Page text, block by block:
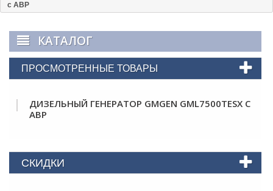
с АВР
КАТАЛОГ
ПРОСМОТРЕННЫЕ ТОВАРЫ
ДИЗЕЛЬНЫЙ ГЕНЕРАТОР GMGEN GML7500TESX С
АВР
СКИДКИ